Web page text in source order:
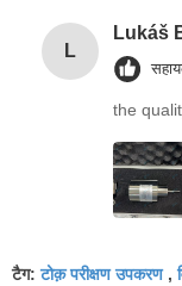
L
the
टैग:टोक़ परीक्षण उपकरण,